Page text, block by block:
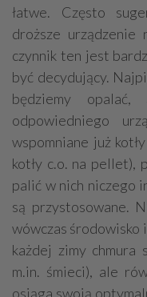
łatwe. Często
droższe urządzenie
czynnik ten jest
być decydujący.
będziemy
odpowiedniego
wspomniane już
kotły c.o. na pellet),
palić w nich niczego
są przystosowane.
wówczas środowisko
każdej zimy chmura
m.in. śmieci), ale
osiąga swoją